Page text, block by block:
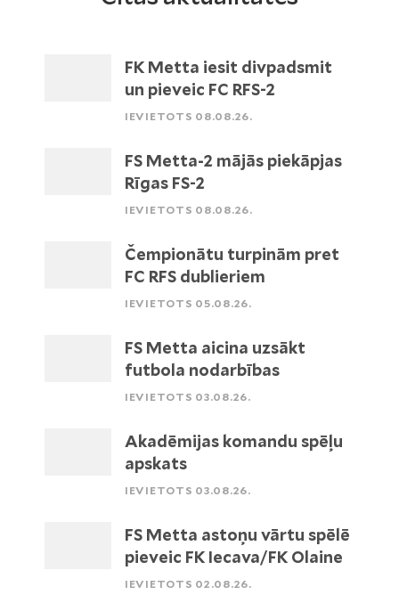
FK Metta iesit divpadsmit
un pieveic FC RFS-2
IEVIETOTS 08.08.26.
FS Metta-2 mājās piekāpjas
Rīgas FS-2
IEVIETOTS 08.08.26.
Čempionātu turpinām pret
FC RFS dublieriem
IEVIETOTS 05.08.26.
FS Metta aicina uzsākt
futbola nodarbības
IEVIETOTS 03.08.26.
Akadēmijas komandu spēļu
apskats
IEVIETOTS 03.08.26.
FS Metta astoņu vārtu spēlē
pieveic FK Iecava/FK Olaine
IEVIETOTS 02.08.26.